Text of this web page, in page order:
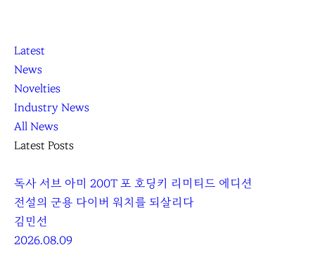
K
L
O
C
C
A
닫
기
K
L
O
C
C
A
Latest
News
Novelties
Industry News
All News
Latest Posts
독사 서브 아미 200T 포 호딩키 리미티드 에디션
전설의 군용 다이버 워치를 되살리다
김민선
2026.08.09